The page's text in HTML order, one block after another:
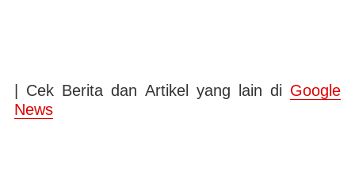
| Cek Berita dan Artikel yang lain di Google
News